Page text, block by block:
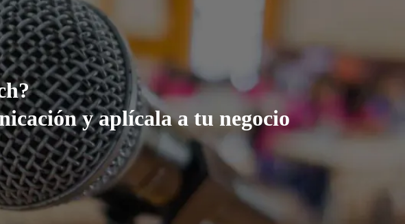
y aplícala a tu negocio